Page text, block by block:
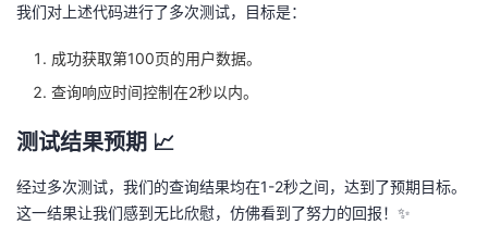
我们对上述代码进行了多次测试，目标是：
成功获取第100页的用户数据。
查询响应时间控制在2秒以内。
测试结果预期 📈
经过多次测试，我们的查询结果均在1-2秒之间，达到了预期目标。
这一结果让我们感到无比欣慰，仿佛看到了努力的回报！✨